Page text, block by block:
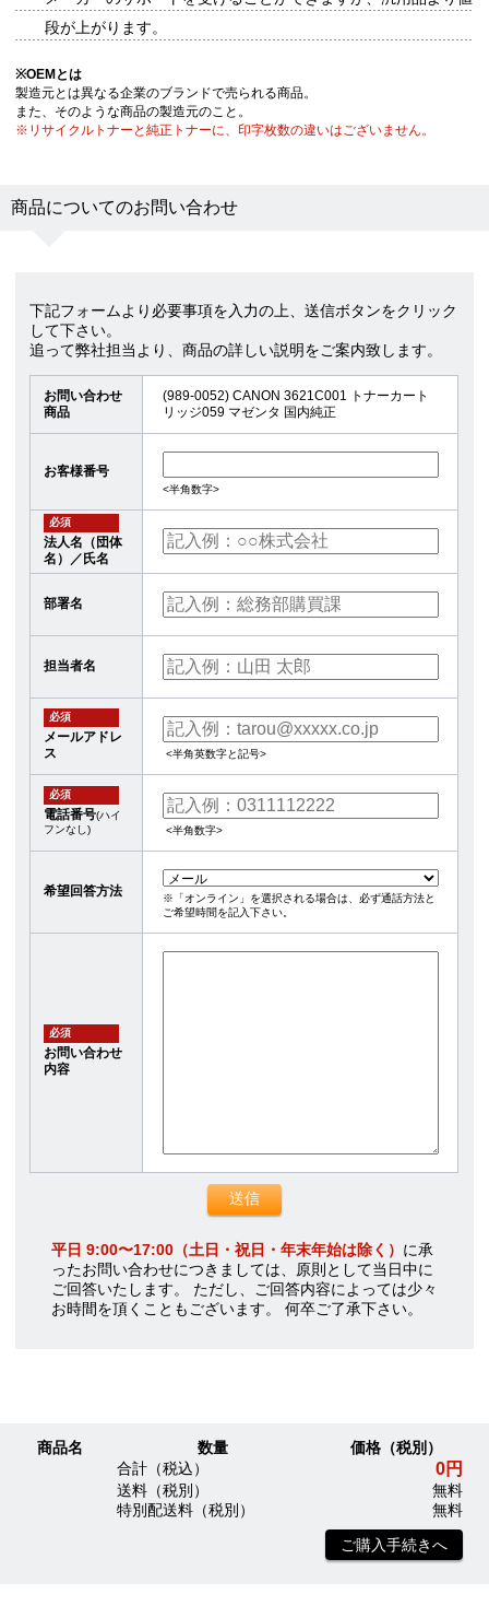
段が上がります。
※OEMとは
製造元とは異なる企業のブランドで売られる商品。
また、そのような商品の製造元のこと。
※リサイクルトナーと純正トナーに、印字枚数の違いはございません。
商品についてのお問い合わせ
下記フォームより必要事項を入力の上、送信ボタンをクリック
して下さい。
追って弊社担当より、商品の詳しい説明をご案内致します。
お問い合わせ
商品
(989-0052) CANON 3621C001 トナーカート
リッジ059 マゼンタ 国内純正
お客様番号
<半角数字>
必須
法人名（団体
名）／氏名
部署名
担当者名
必須
メールアドレ
ス
<半角英数字と記号>
必須
電話番号(ハイ
フンなし)
<半角数字>
希望回答方法
※「オンライン」を選択される場合は、必ず通話方法と
ご希望時間を記入下さい。
必須
お問い合わせ
内容
平日 9:00〜17:00（土日・祝日・年末年始は除く） に承
ったお問い合わせにつきましては、原則として当日中に
ご回答いたします。 ただし、ご回答内容によっては少々
お時間を頂くこともございます。 何卒ご了承下さい。
商品名 数量
価格（税別）
合計（税込）
0円
送料（税別）
無料
特別配送料（税別）
無料
ご購入手続きへ